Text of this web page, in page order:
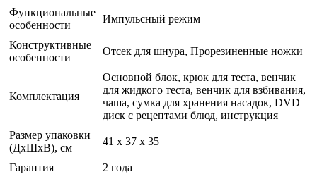
Функциональные
особенности
Импульсный режим
Конструктивные
особенности
Отсек для шнура, Прорезиненные ножки
Комплектация
Основной блок, крюк для теста, венчик
для жидкого теста, венчик для взбивания,
чаша, сумка для хранения насадок, DVD
диск с рецептами блюд, инструкция
Размер упаковки
(ДхШхВ), см
41 x 37 x 35
Гарантия
2 года